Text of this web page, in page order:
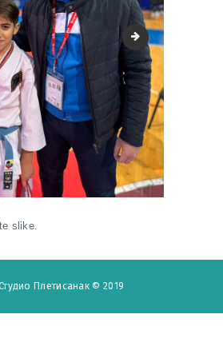
4
slike.
Плетисанак© 2019